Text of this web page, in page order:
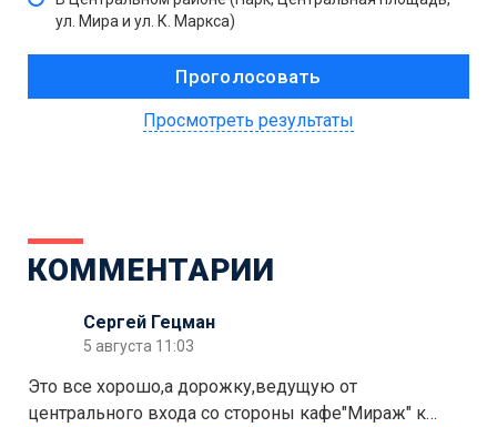
ул. Мира и ул. К. Маркса)
Просмотреть результаты
КОММЕНТАРИИ
Сергей Гецман
5 августа 11:03
Это все хорошо,а дорожку,ведущую от
центрального входа со стороны кафе"Мираж" к